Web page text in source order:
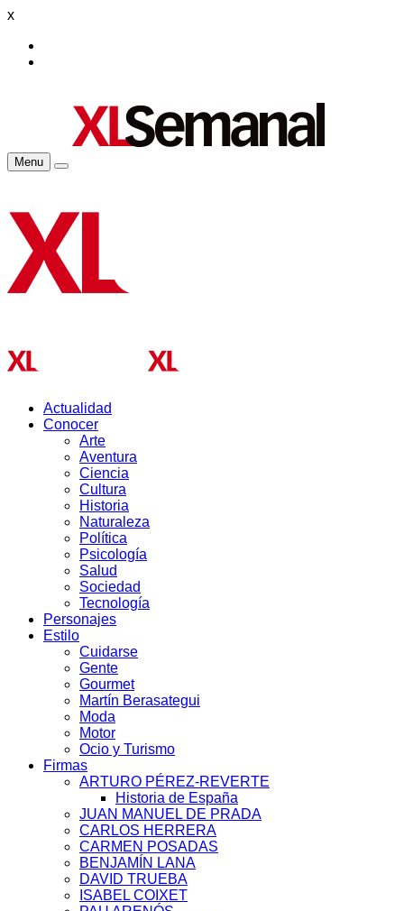
x
Menu
Actualidad
Conocer
Arte
Aventura
Ciencia
Cultura
Historia
Naturaleza
Política
Psicología
Salud
Sociedad
Tecnología
Personajes
Estilo
Cuidarse
Gente
Gourmet
Martín Berasategui
Moda
Motor
Ocio y Turismo
Firmas
ARTURO PÉREZ-REVERTE
Historia de España
JUAN MANUEL DE PRADA
CARLOS HERRERA
CARMEN POSADAS
BENJAMÍN LANA
DAVID TRUEBA
ISABEL COIXET